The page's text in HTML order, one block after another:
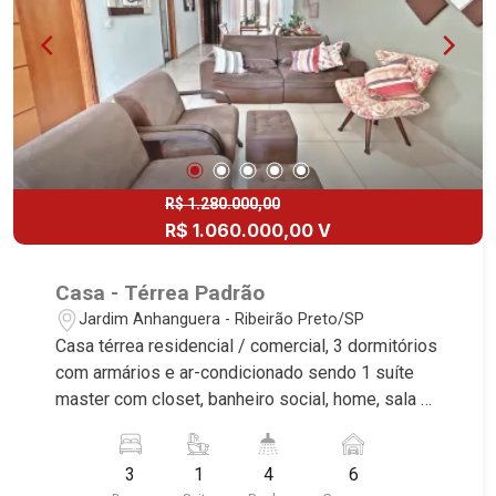
R$ 1.280.000,00
R$ 1.060.000,00 V
Casa - Térrea Padrão
Jardim Anhanguera - Ribeirão Preto/SP
Casa térrea residencial / comercial, 3 dormitórios
com armários e ar-condicionado sendo 1 suíte
master com closet, banheiro social, home, sala 2
planejada, despensa, área de serviço, varanda
gourmet com churrasqueira e forno de pizza,
3 1 4 6